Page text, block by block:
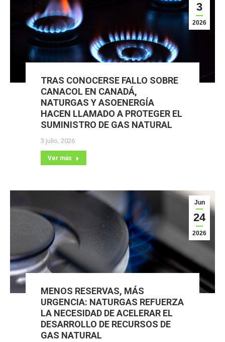
3
2026
TRAS CONOCERSE FALLO SOBRE
CANACOL EN CANADÁ,
NATURGAS Y ASOENERGÍA
HACEN LLAMADO A PROTEGER EL
SUMINISTRO DE GAS NATURAL
3 julio, 2026
Ver más
Jun
24
2026
MENOS RESERVAS, MÁS
URGENCIA: NATURGAS REFUERZA
LA NECESIDAD DE ACELERAR EL
DESARROLLO DE RECURSOS DE
GAS NATURAL